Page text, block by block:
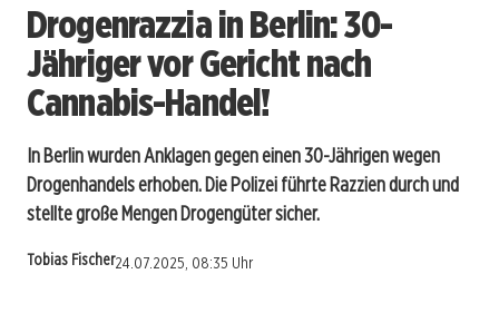
Drogenrazzia in Berlin: 30-
Jähriger vor Gericht nach
Cannabis-Handel!
In Berlin wurden Anklagen gegen einen 30-Jährigen wegen
Drogenhandels erhoben. Die Polizei führte Razzien durch und
stellte große Mengen Drogengüter sicher.
Tobias Fischer24.07.2025, 08:35 Uhr